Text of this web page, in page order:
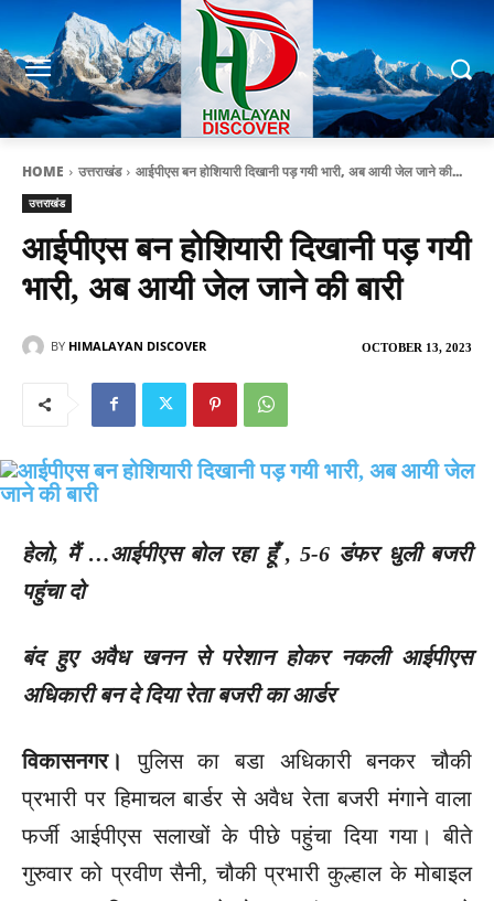
HOME उत्तराखंड आईपीएस बन होशियारी दिखानी पड़ गयी भारी, अब आयी जेल जाने की...
उत्तराखंड
आईपीएस बन होशियारी दिखानी पड़ गयी
भारी, अब आयी जेल जाने की बारी
OCTOBER 13, 2023
BY HIMALAYAN DISCOVER
हेलो, मैं …आईपीएस बोल रहा हूँ , 5-6 डंफर धुली बजरी
पहुंचा दो
बंद हुए अवैध खनन से परेशान होकर नकली आईपीएस
अधिकारी बन दे दिया रेता बजरी का आर्डर
विकासनगर।
पुलिस का बडा अधिकारी बनकर चौकी
प्रभारी पर हिमाचल बार्डर से अवैध रेता बजरी मंगाने वाला
फर्जी आईपीएस सलाखों के पीछे पहुंचा दिया गया। बीते
गुरुवार को प्रवीण सैनी, चौकी प्रभारी कुल्हाल के मोबाइल